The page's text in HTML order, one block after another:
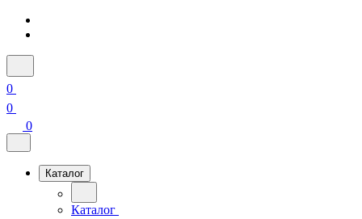
0
0
0
Каталог
Каталог